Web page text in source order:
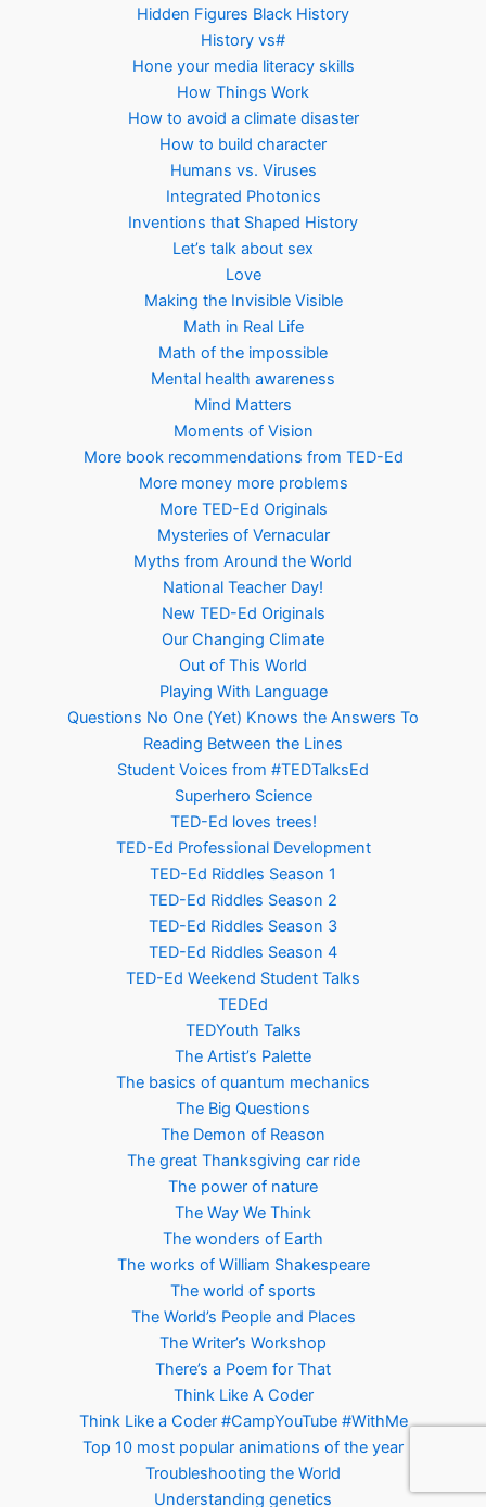
Hidden Figures Black History
History vs#
Hone your media literacy skills
How Things Work
How to avoid a climate disaster
How to build character
Humans vs. Viruses
Integrated Photonics
Inventions that Shaped History
Let’s talk about sex
Love
Making the Invisible Visible
Math in Real Life
Math of the impossible
Mental health awareness
Mind Matters
Moments of Vision
More book recommendations from TED-Ed
More money more problems
More TED-Ed Originals
Mysteries of Vernacular
Myths from Around the World
National Teacher Day!
New TED-Ed Originals
Our Changing Climate
Out of This World
Playing With Language
Questions No One (Yet) Knows the Answers To
Reading Between the Lines
Student Voices from #TEDTalksEd
Superhero Science
TED-Ed loves trees!
TED-Ed Professional Development
TED-Ed Riddles Season 1
TED-Ed Riddles Season 2
TED-Ed Riddles Season 3
TED-Ed Riddles Season 4
TED-Ed Weekend Student Talks
TEDEd
TEDYouth Talks
The Artist’s Palette
The basics of quantum mechanics
The Big Questions
The Demon of Reason
The great Thanksgiving car ride
The power of nature
The Way We Think
The wonders of Earth
The works of William Shakespeare
The world of sports
The World’s People and Places
The Writer’s Workshop
There’s a Poem for That
Think Like A Coder
Think Like a Coder #CampYouTube #WithMe
Top 10 most popular animations of the year
Troubleshooting the World
Understanding genetics